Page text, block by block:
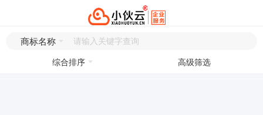
商标名称
综合排序 高级筛选